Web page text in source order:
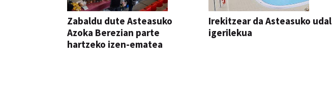
Zabaldu dute Asteasuko
Azoka Berezian parte
hartzeko izen-ematea
Irekitzear da Asteasuko udal
igerilekua